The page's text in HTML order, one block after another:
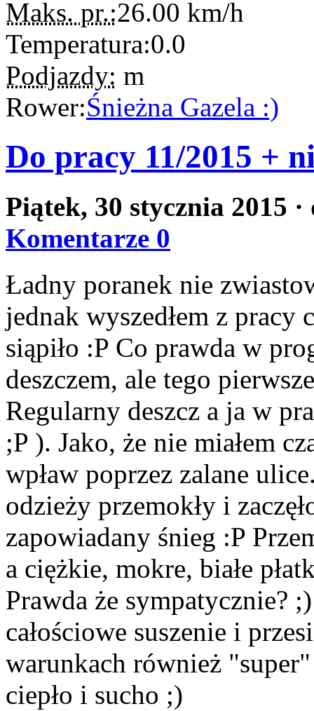
Maks. pr.:26.00 km/h
Temperatura:0.0
Podjazdy: m
Rower:Śnieżna Gazela :)
Do pracy 11/2015 +
Piątek, 30 stycznia 2015
Komentarze 0
Ładny poranek nie
jednak wyszedłem z pracy
siąpiło :P Co prawda w
deszczem, ale tego
Regularny deszcz a ja w
;P ). Jako, że nie miałem
wpław poprzez zalane
odzieży przemokły i
zapowiadany śnieg :P
a ciężkie, mokre, białe
Prawda że sympatycznie?
całościowe suszenie i
warunkach również
ciepło i sucho ;)